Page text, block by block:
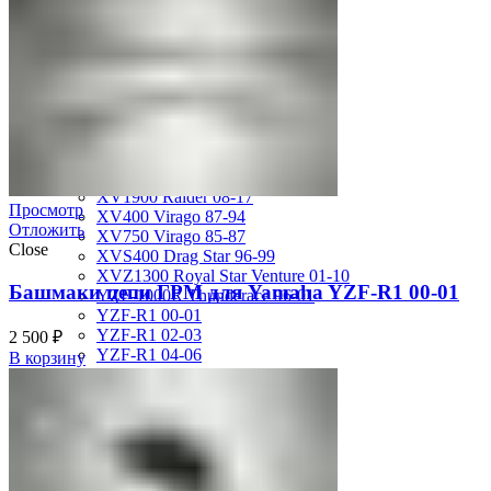
MT-09 14-17
TDM850 96-01
TRX850 95-00
XJ600S Diversion 92-04
XV1900 Raider 08-17
XV400 Virago 87-94
XV750 Virago 85-87
XVS400 Drag Star 96-99
XVZ1300 Royal Star Venture 01-10
YZF-1000R Thunderace 96-01
YZF-R1 00-01
YZF-R1 02-03
YZF-R1 04-06
YZF-R1 07-08
YZF-R1 09-15
YZF-R1 98-99
YZF-R6 03-05
YZF-R6 06-07
Просмотр
Отложить
Close
Башмаки цепи ГРМ для Yamaha YZF-R1 00-01
2 500 ₽
В корзину